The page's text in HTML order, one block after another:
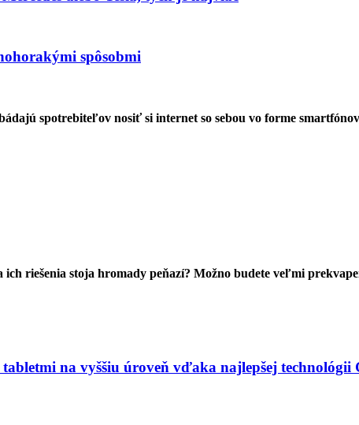
spôsobmi
spotrebiteľov nosiť si internet so sebou vo forme
riešenia stoja hromady peňazí? Možno budete veľmi
na vyššiu úroveň vďaka najlepšej technológii